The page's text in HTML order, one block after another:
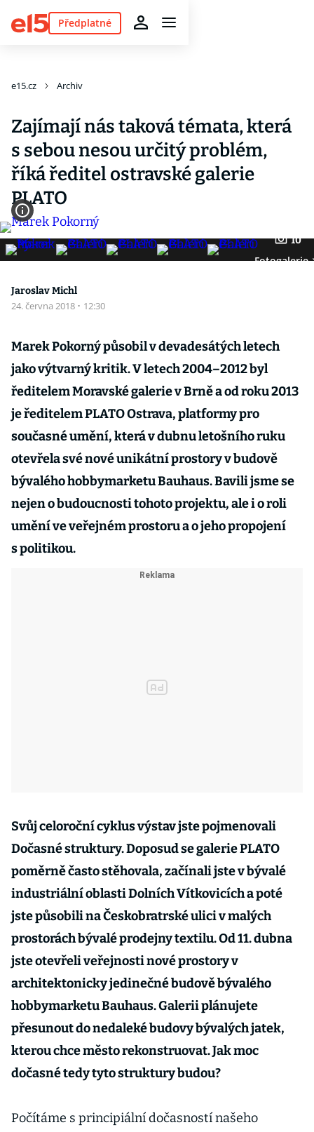
Předplatné
e15.cz Archiv
Zajímají nás taková témata, která
s sebou nesou určitý problém,
říká ředitel ostravské galerie
PLATO
10
Fotogalerie
Jaroslav Michl
24. června 2018 · 12:30
Marek Pokorný působil v devadesátých letech
jako výtvarný kritik. V letech 2004–2012 byl
ředitelem Moravské galerie v Brně a od roku 2013
je ředitelem PLATO Ostrava, platformy pro
současné umění, která v dubnu letošního ruku
otevřela své nové unikátní prostory v budově
bývalého hobbymarketu Bauhaus. Bavili jsme se
nejen o budoucnosti tohoto projektu, ale i o roli
umění ve veřejném prostoru a o jeho propojení
s politikou.
Svůj celoroční cyklus výstav jste pojmenovali
Dočasné struktury. Doposud se galerie PLATO
poměrně často stěhovala, začínali jste v bývalé
industriální oblasti Dolních Vítkovicích a poté
jste působili na Českobratrské ulici v malých
prostorách bývalé prodejny textilu. Od 11. dubna
jste otevřeli veřejnosti nové prostory v
architektonicky jedinečné budově bývalého
hobbymarketu Bauhaus. Galerii plánujete
přesunout do nedaleké budovy bývalých jatek,
kterou chce město rekonstruovat. Jak moc
dočasné tedy tyto struktury budou?
Počítáme s principiální dočasností našeho